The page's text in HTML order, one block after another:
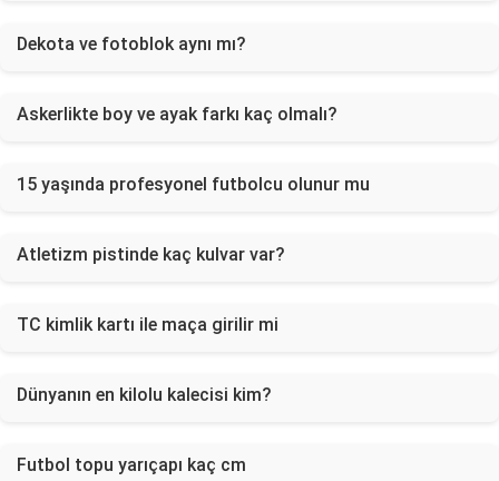
Dekota ve fotoblok aynı mı?
Askerlikte boy ve ayak farkı kaç olmalı?
15 yaşında profesyonel futbolcu olunur mu
Atletizm pistinde kaç kulvar var?
TC kimlik kartı ile maça girilir mi
Dünyanın en kilolu kalecisi kim?
Futbol topu yarıçapı kaç cm